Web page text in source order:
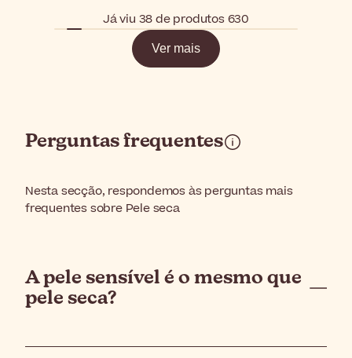
Já viu 38 de produtos 630
Ver mais
Perguntas frequentes
Nesta secção, respondemos às perguntas mais
frequentes sobre Pele seca
A pele sensível é o mesmo que
pele seca?